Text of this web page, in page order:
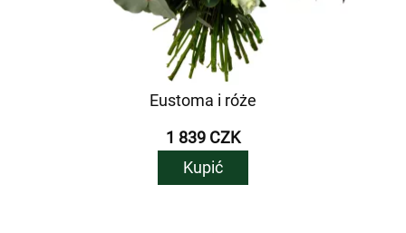
Eustoma i róże
1 839 CZK
Kupić